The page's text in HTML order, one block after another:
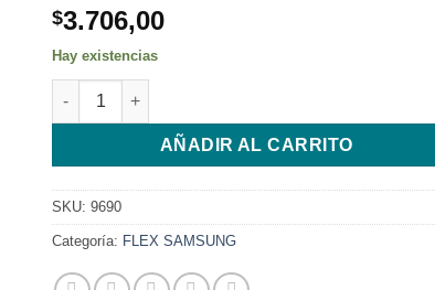
$3.706,00
Hay existencias
FLEX USB PIN DE CARGA SAMSUNG S6 EDGE
AÑADIR AL CARRITO
SKU:9690
Categoría: FLEX SAMSUNG